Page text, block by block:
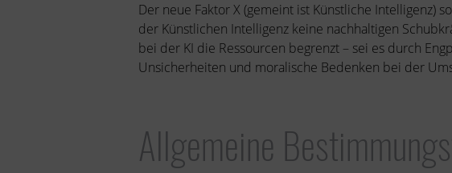
Der neue Faktor X (gemeint ist Künstliche Intelligenz)
der Künstlichen Intelligenz keine nachhaltigen
bei der KI die Ressourcen begrenzt – sei es durch
Unsicherheiten und moralische Bedenken bei der
Allgemeine